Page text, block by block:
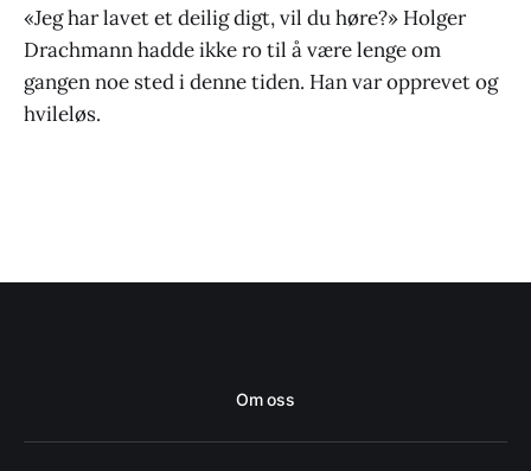
«Jeg har lavet et deilig digt, vil du høre?» Holger
Drachmann hadde ikke ro til å være lenge om
gangen noe sted i denne tiden. Han var opprevet og
hvileløs.
Om oss